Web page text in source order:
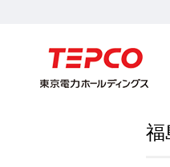
福